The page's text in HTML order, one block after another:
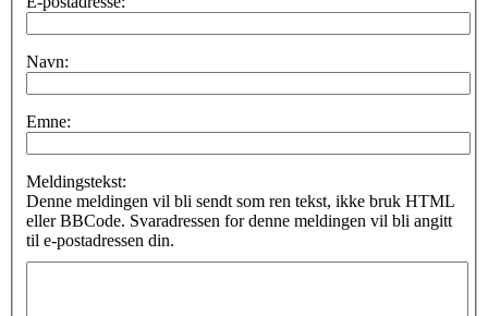
Navn:
Emne:
Meldingstekst:
Denne meldingen vil bli sendt som ren tekst, ikke bruk HTML
eller BBCode. Svaradressen for denne meldingen vil bli angitt
til e-postadressen din.